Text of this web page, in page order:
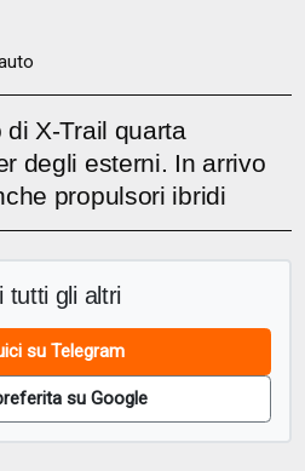
X-Trail quarta
degli esterni. In arrivo
propulsori ibridi
tutti gli altri
su Telegram
su Google